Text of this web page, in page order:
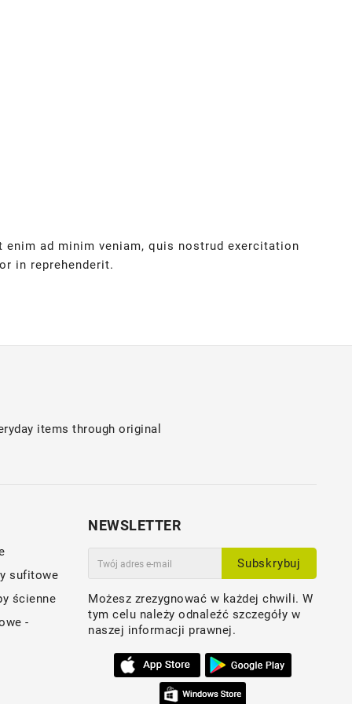
ad minim veniam, quis nostrud exercitation
in reprehenderit.
items through original
sufitowe
ścienne
-
NEWSLETTER
Subskrybuj
Możesz zrezygnować w każdej chwili. W
tym celu należy odnaleźć szczegóły w
naszej informacji prawnej.